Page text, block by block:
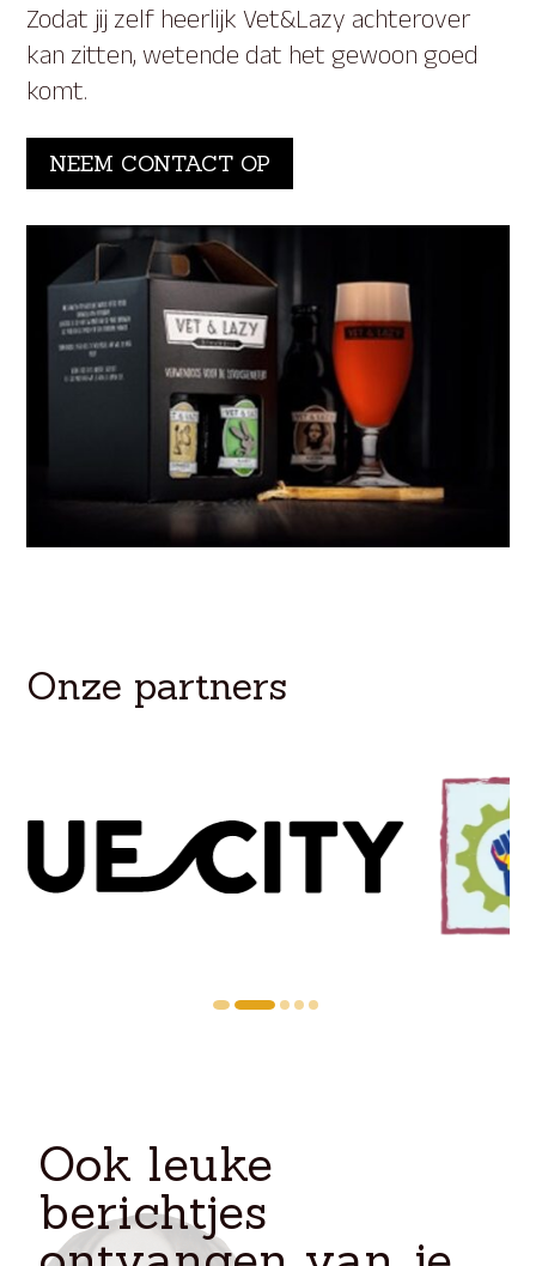
Zodat jij zelf heerlijk Vet&Lazy achterover
kan zitten, wetende dat het gewoon goed
komt.
NEEM CONTACT OP
Onze partners
Ook leuke
berichtjes